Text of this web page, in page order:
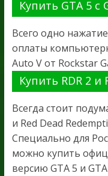
Купить GTA 5 с
Всего одно
оплаты
Auto V от Rockstar
Купить RDR 2 и
Всегда стоит
и Red Dead
Специально для
можно купить
версию GTA 5 и